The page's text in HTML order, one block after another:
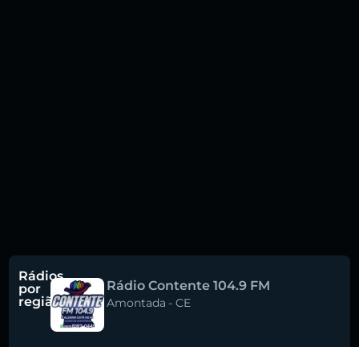
Rádios
por
região
Rádio Contente 104.9 FM
Amontada -CE